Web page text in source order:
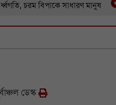
বিপাকে সাধারণ মানুষ
ডেস্ক